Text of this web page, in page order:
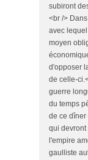
subiront
<br />
avec
moyen
d'opposer
de celle-
guerre
du temps
de ce dîner
qui devront
l'empire
gaulliste